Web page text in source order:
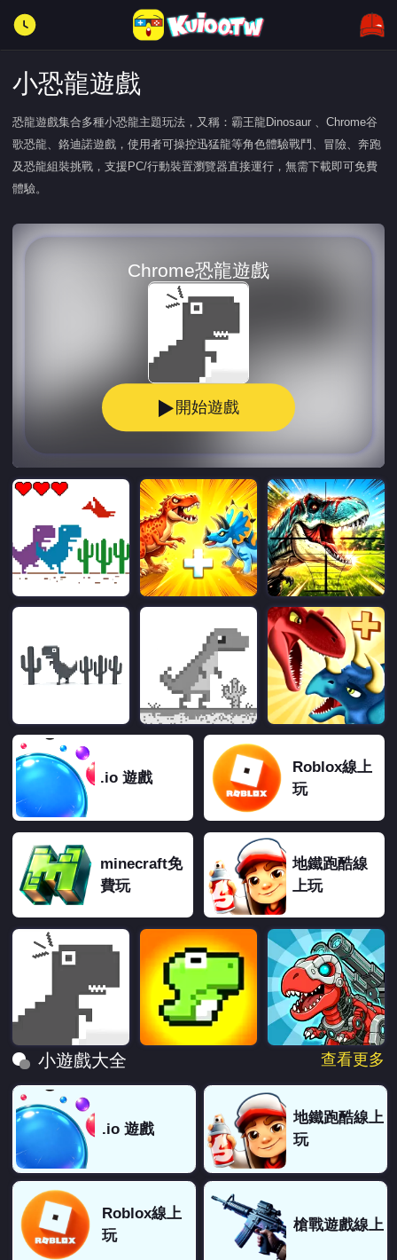
小恐龍遊戲
恐龍遊戲集合多種小恐龍主題玩法，又稱：霸王龍Dinosaur 、Chrome谷
歌恐龍、鉻迪諾遊戲，使用者可操控迅猛龍等角色體驗戰鬥、冒險、奔跑
及恐龍組裝挑戰，支援PC/行動裝置瀏覽器直接運行，無需下載即可免費
體驗。
Chrome恐龍遊戲
開始遊戲
.io 遊戲
Roblox線上
玩
minecraft免
費玩
地鐵跑酷線
上玩
小遊戲大全 查看更多
.io 遊戲
地鐵跑酷線上
玩
Roblox線上
玩
槍戰遊戲線上